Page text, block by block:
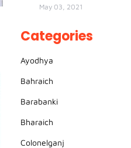
May 03, 2021
Categories
Ayodhya
Bahraich
Barabanki
Bharaich
Colonelganj